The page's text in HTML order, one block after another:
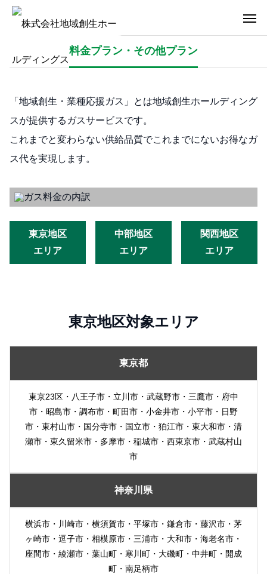
料金プラン・その他プラン
「地域創生・業種応援ガス」とは地域創生ホールディング
スが提供するガスサービスです。
これまでと変わらない供給品質でこれまでにないお得なガ
ス代を実現します。
東京地区
エリア
中部地区
エリア
関西地区
エリア
東京地区対象エリア
東京都
東京23区・八王子市・立川市・武蔵野市・三鷹市・府中
市・昭島市・調布市・町田市・小金井市・小平市・日野
市・東村山市・国分寺市・国立市・狛江市・東大和市・清
瀬市・東久留米市・多摩市・稲城市・西東京市・武蔵村山
市
神奈川県
横浜市・川崎市・横須賀市・平塚市・鎌倉市・藤沢市・茅
ヶ崎市・逗子市・相模原市・三浦市・大和市・海老名市・
座間市・綾瀬市・葉山町・寒川町・大磯町・中井町・開成
町・南足柄市